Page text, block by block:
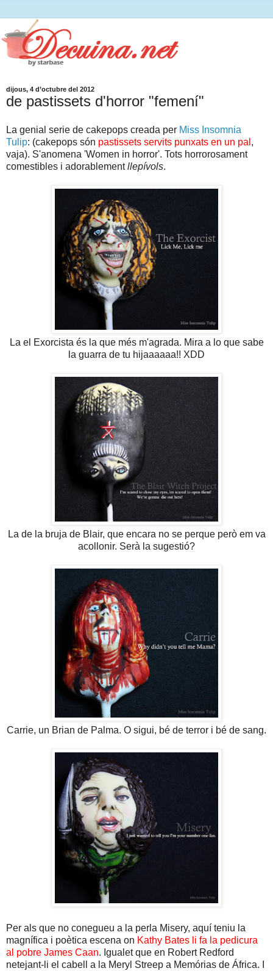
dijous, 4 d’octubre del 2012
de pastissets d'horror "femení"
La genial serie de cakepops creada per Miss Insomnia
Tulip: (cakepops són pastissets servits punxats en un pal ,
vaja). S'anomena 'Women in horror'. Tots horrorosament
comestibles i adorablementllepívols.
La el Exorcista és la que més m'agrada. Mira a lo que sabe
la guarra de tu hijaaaaaa!! XDD
La de la bruja de Blair, que encara no se perque però em va
acollonir. Serà la sugestió?
Carrie, un Brian de Palma. O sigui, bé de terror i bé de sang.
Per als que no conegueu a la perla Misery, aquí teniu la
magnífica i poètica escena on Kathy Bates li fa la pedicura
al pobre James Caan. Igualet que en Robert Redford
netejant-li el cabell a la Meryl Streep a Memórias de África. I